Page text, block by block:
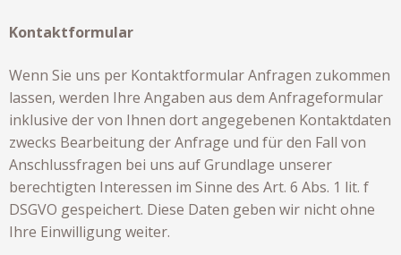
Kontaktformular
Wenn Sie uns per Kontaktformular Anfragen zukommen
lassen, werden Ihre Angaben aus dem Anfrageformular
inklusive der von Ihnen dort angegebenen Kontaktdaten
zwecks Bearbeitung der Anfrage und für den Fall von
Anschlussfragen bei uns auf Grundlage unserer
berechtigten Interessen im Sinne des Art. 6 Abs. 1 lit. f
DSGVO gespeichert. Diese Daten geben wir nicht ohne
Ihre Einwilligung weiter.